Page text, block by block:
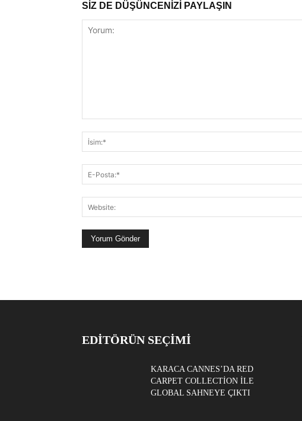
SİZ DE DÜŞÜNCENİZİ PAYLAŞIN
EDITÖRÜN SEÇIMI
KARACA CANNES’DA RED
CARPET COLLECTION ILE
GLOBAL SAHNEYE ÇIKTI